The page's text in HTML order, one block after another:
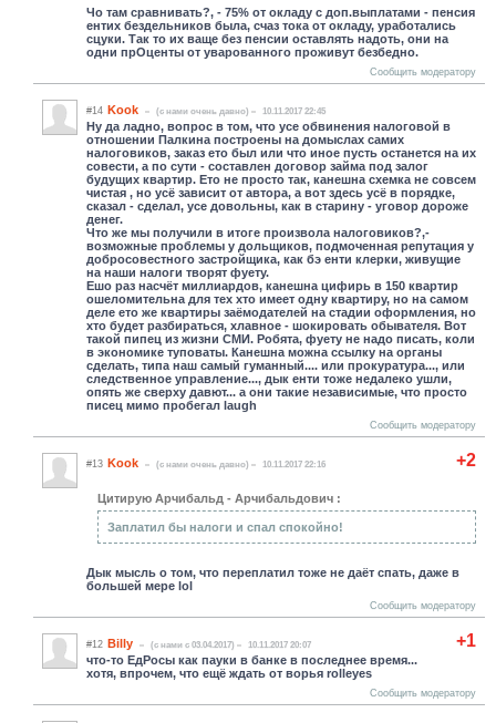
Чо там сравнивать?, - 75% от окладу с доп.выплатами - пенсия
ентих бездельников была, счаз тока от окладу, уработались
сцуки. Так то их ваще без пенсии оставлять надоть, они на
одни прОценты от уварованного проживут безбедно.
Сообщить модератору
#14 Kook (c нами очень давно) 10.11.2017 22:45
Ну да ладно, вопрос в том, что усе обвинения налоговой в
отношении Палкина построены на домыслах самих
налоговиков, заказ ето был или что иное пусть останется на их
совести, а по сути - составлен договор займа под залог
будущих квартир. Ето не просто так, канешна схемка не совсем
чистая , но усё зависит от автора, а вот здесь усё в порядке,
сказал - сделал, усе довольны, как в старину - уговор дороже
денег.
Что же мы получили в итоге произвола налоговиков?,-
возможные проблемы у дольщиков, подмоченная репутация у
добросовестного застройщика, как бэ енти клерки, живущие
на наши налоги творят фуету.
Ешо раз насчёт миллиардов, канешна цифирь в 150 квартир
ошеломительна для тех хто имеет одну квартиру, но на самом
деле ето же квартиры заёмодателей на стадии оформления, но
хто будет разбираться, хлавное - шокировать обывателя. Вот
такой пипец из жизни СМИ. Робята, фуету не надо писать, коли
в экономике туповаты. Канешна можна ссылку на органы
сделать, типа наш самый гуманный.... или прокуратура..., или
следственное управление..., дык енти тоже недалеко ушли,
опять же сверху давют... а они такие независимые, что просто
писец мимо пробегал laugh
Сообщить модератору
+2
#13 Kook (c нами очень давно) 10.11.2017 22:16
Цитирую Арчибальд - Арчибальдович :
Заплатил бы налоги и спал спокойно!
Дык мысль о том, что переплатил тоже не даёт спать, даже в
большей мере lol
Сообщить модератору
+1
#12 Billy (c нами с 03.04.2017) 10.11.2017 20:07
что-то ЕдРосы как пауки в банке в последнее время...
хотя, впрочем, что ещё ждать от ворья rolleyes
Сообщить модератору